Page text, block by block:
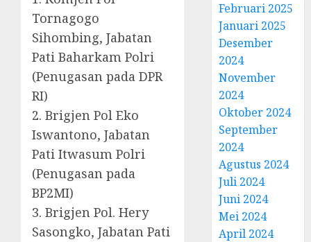
Tornagogo
Sihombing, Jabatan
Pati Baharkam Polri
(Penugasan pada DPR
RI)
2. Brigjen Pol Eko
Iswantono, Jabatan
Pati Itwasum Polri
(Penugasan pada
BP2MI)
3. Brigjen Pol. Hery
Sasongko, Jabatan Pati
Februari 2025
Januari 2025
Desember
2024
November
2024
Oktober 2024
September
2024
Agustus 2024
Juli 2024
Juni 2024
Mei 2024
April 2024